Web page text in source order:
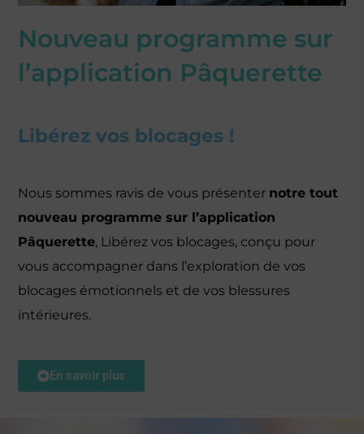
Nouveau programme sur
l’application Pâquerette
Libérez vos blocages !
Nous sommes ravis de vous présenter notre tout
nouveau programme sur l’application
Pâquerette, Libérez vos blocages, conçu pour
vous accompagner dans l’exploration de vos
blocages émotionnels et de vos blessures
intérieures.
En savoir plus